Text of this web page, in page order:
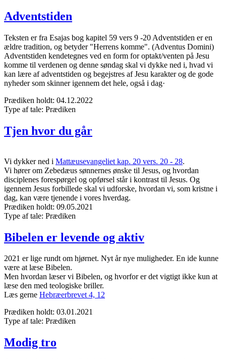
Adventstiden
Teksten er fra Esajas bog kapitel 59 vers 9 -20 Adventstiden er en
ældre tradition, og betyder "Herrens komme". (Adventus Domini)
Adventstiden kendetegnes ved en form for optakt/venten på Jesu
komme til verdenen og denne søndag skal vi dykke ned i, hvad vi
kan lære af adventstiden og begejstres af Jesu karakter og de gode
nyheder som skinner igennem det hele, også i dag·
Prædiken holdt: 04.12.2022
Type af tale: Prædiken
Tjen hvor du går
Vi dykker ned i Mattæusevangeliet kap. 20 vers. 20 - 28.
Vi hører om Zebedæus sønnernes ønske til Jesus, og hvordan
disciplenes forespørgel og opførsel står i kontrast til Jesus. Og
igennem Jesus forbillede skal vi udforske, hvordan vi, som kristne i
dag, kan være tjenende i vores hverdag.
Prædiken holdt: 09.05.2021
Type af tale: Prædiken
Bibelen er levende og aktiv
2021 er lige rundt om hjørnet. Nyt år nye muligheder. En ide kunne
være at læse Bibelen.
Men hvordan læser vi Bibelen, og hvorfor er det vigtigt ikke kun at
læse den med teologiske briller.
Læs gerne Hebræerbrevet 4, 12
Prædiken holdt: 03.01.2021
Type af tale: Prædiken
Modig tro